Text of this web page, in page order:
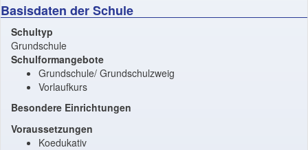
Basisdaten der Schule
Schultyp
Grundschule
Schulformangebote
Grundschule/ Grundschulzweig
Vorlaufkurs
Besondere Einrichtungen
Voraussetzungen
Koedukativ